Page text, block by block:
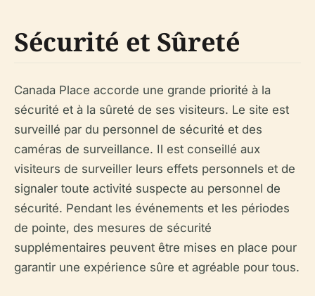
Sécurité et Sûreté
Canada Place accorde une grande priorité à la
sécurité et à la sûreté de ses visiteurs. Le site est
surveillé par du personnel de sécurité et des
caméras de surveillance. Il est conseillé aux
visiteurs de surveiller leurs effets personnels et de
signaler toute activité suspecte au personnel de
sécurité. Pendant les événements et les périodes
de pointe, des mesures de sécurité
supplémentaires peuvent être mises en place pour
garantir une expérience sûre et agréable pour tous.